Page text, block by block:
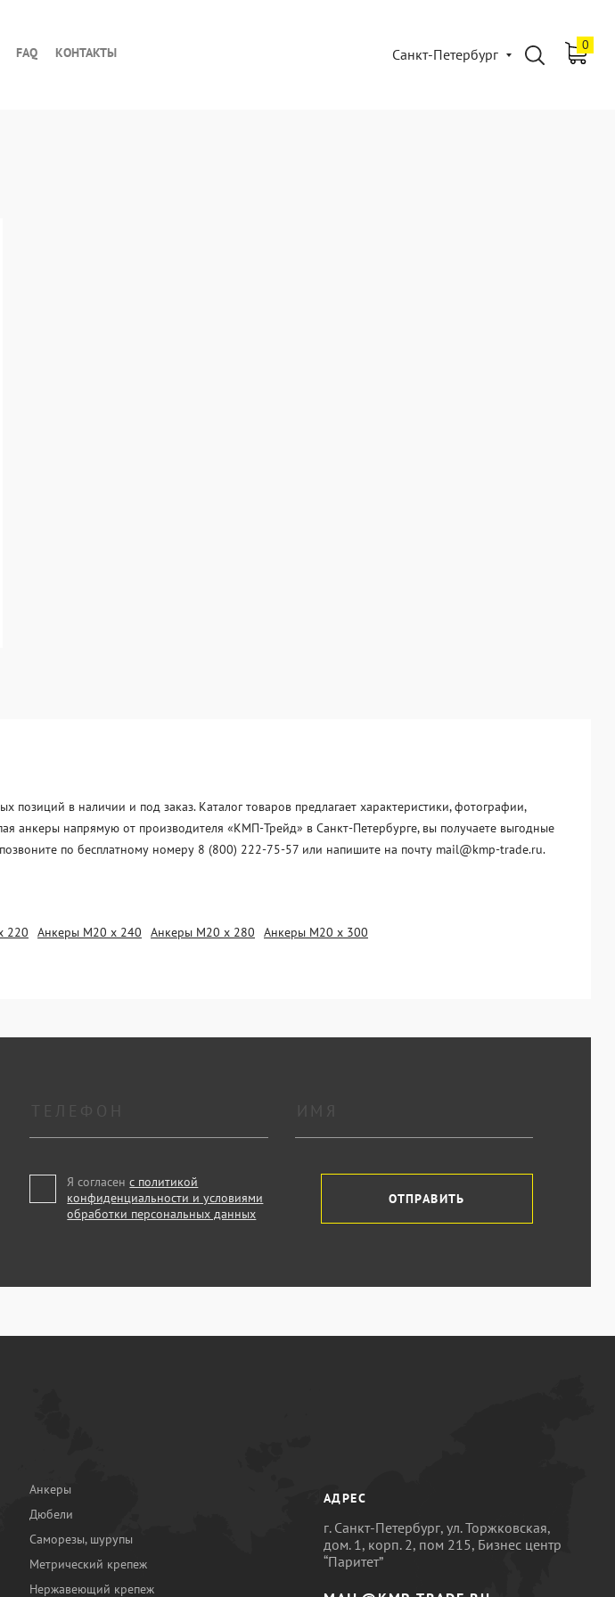
FAQ КОНТАКТЫ Санкт-Петербург
0
в наличии и под заказ. Каталог товаров предлагает характеристики, фотографии,
анкеры напрямую от производителя «KМП-Трейд» в Санкт-Петербурге, вы получаете выгодные
по бесплатному номеру 8 (800) 222-75-57 или напишите на почту mail@kmp-trade.ru.
220 Анкеры М20 х 240 Анкеры М20 х 280 Анкеры М20 х 300
Я согласенс политикой
конфиденциальности и условиями
обработки персональных данных
ОТПРАВИТЬ
Анкеры
Дюбели
Саморезы, шурупы
Метрический крепеж
Нержавеющий крепеж
АДРЕС
г. Санкт-Петербург, ул. Торжковская,
дом. 1, корп. 2, пом 215, Бизнес центр
“Паритет”